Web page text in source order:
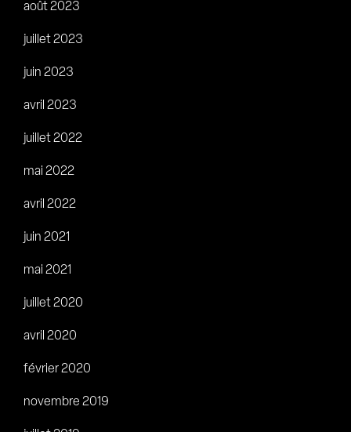
août 2023
juillet 2023
juin 2023
avril 2023
juillet 2022
mai 2022
avril 2022
juin 2021
mai 2021
juillet 2020
avril 2020
février 2020
novembre 2019